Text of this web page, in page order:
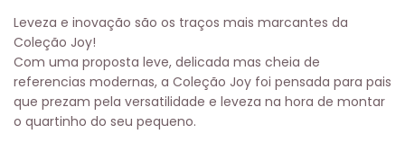
Leveza e inovação são os traços mais marcantes da
Coleção Joy!
Com uma proposta leve, delicada mas cheia de
referencias modernas, a Coleção Joy foi pensada para pais
que prezam pela versatilidade e leveza na hora de montar
o quartinho do seu pequeno.